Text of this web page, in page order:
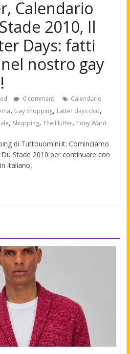
Calendario
2010, Il
Days: fatti
nostro gay
0 commenti
Calendario
, Gay Shopping, Latter days dvd,
, Shopping, The Fluffer, Tony Ward
di Tuttouomini.it. Cominciamo
Stade 2010 per continuare con
italiano,